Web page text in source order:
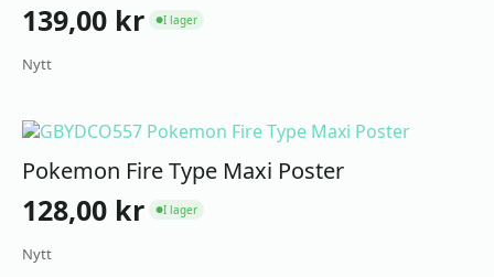
139,00 kr ●I lager
Nytt
Pokemon Fire Type Maxi Poster
128,00 kr ●I lager
Nytt